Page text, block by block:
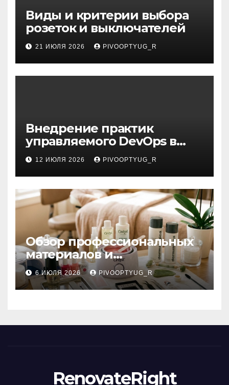
Виды и критерии выбора
розеток и выключателей
21 ИЮЛЯ 2026 PIVOOPTYUG_R
Внедрение практик
управляемого DevOps в
корпоративную ИТ-
инфраструктуру
12 ИЮЛЯ 2026 PIVOOPTYUG_R
Обзор профессиональных
материалов и
инструментов для
маникюра, депиляции,
наращивания ресниц и
6 ИЮЛЯ 2026 PIVOOPTYUG_R
RenovateRight